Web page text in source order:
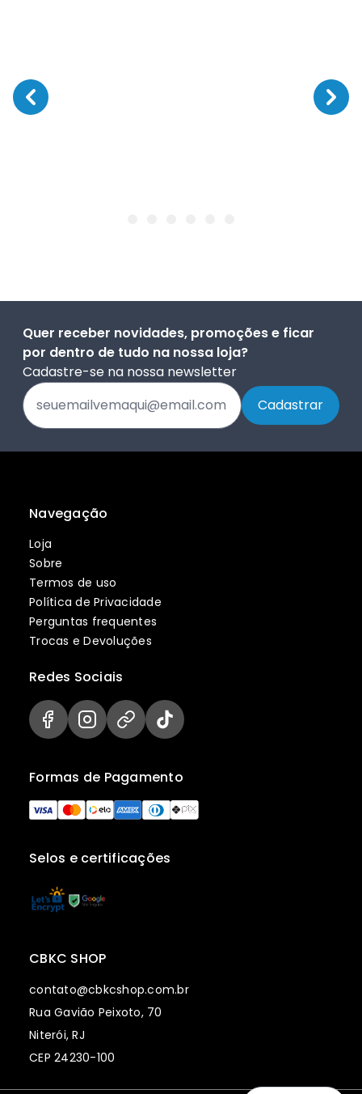
Quer receber novidades, promoções e ficar
por dentro de tudo na nossa loja?
Cadastre-se na nossa newsletter
Navegação
Loja
Sobre
Termos de uso
Política de Privacidade
Perguntas frequentes
Trocas e Devoluções
Selos e certificações
Formas de Pagamento
Redes Sociais
CBKC SHOP
contato@cbkcshop.com.br
Rua Gavião Peixoto, 70
Niterói, RJ
CEP 24230-100